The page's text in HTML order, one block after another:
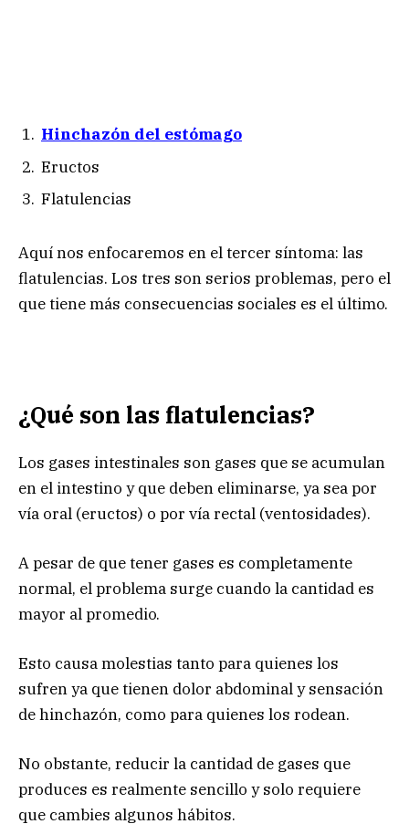
Hinchazón del estómago
Eructos
Flatulencias
Aquí nos enfocaremos en el tercer síntoma: las
flatulencias. Los tres son serios problemas, pero el
que tiene más consecuencias sociales es el último.
¿Qué son las flatulencias?
Los gases intestinales son gases que se acumulan
en el intestino y que deben eliminarse, ya sea por
vía oral (eructos) o por vía rectal (ventosidades).
A pesar de que tener gases es completamente
normal, el problema surge cuando la cantidad es
mayor al promedio.
Esto causa molestias tanto para quienes los
sufren ya que tienen dolor abdominal y sensación
de hinchazón, como para quienes los rodean.
No obstante, reducir la cantidad de gases que
produces es realmente sencillo y solo requiere
que cambies algunos hábitos.